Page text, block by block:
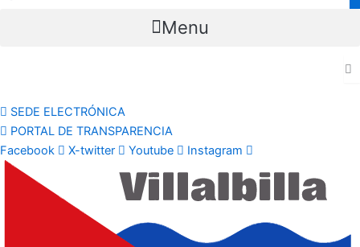
Menu
SEDE ELECTRÓNICA
PORTAL DE TRANSPARENCIA
Facebook
X-twitter Youtube Instagram